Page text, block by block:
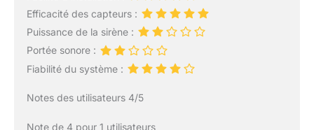
Efficacité des capteurs :
Puissance de la sirène :
Portée sonore :
Fiabilité du système :
Notes des utilisateurs 4/5
Note de 4 pour 1 utilisateurs